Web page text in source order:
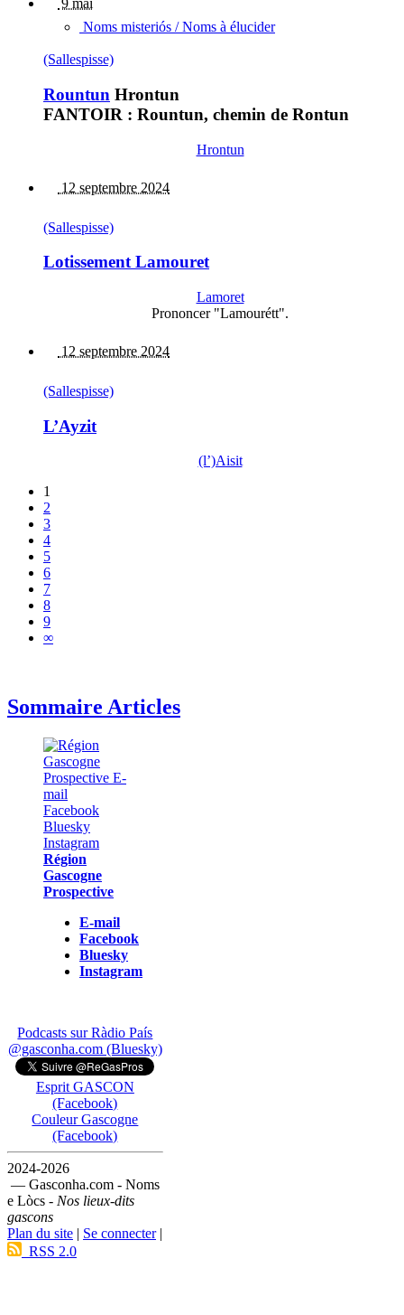
9 mai
Noms misteriós / Noms à élucider
(Sallespisse)
Rountun Hrontun
FANTOIR : Rountun, chemin de Rontun
Hrontun
12 septembre 2024
(Sallespisse)
Lotissement Lamouret
Lamoret
Prononcer "Lamourétt".
12 septembre 2024
(Sallespisse)
L’Ayzit
(l’)Aisit
1
2
3
4
5
6
7
8
9
∞
Sommaire Articles
Région
Gascogne
Prospective
E-mail
Facebook
Bluesky
Instagram
Podcasts sur Ràdio País
@gasconha.com (Bluesky)
Esprit GASCON
(Facebook)
Couleur Gascogne
(Facebook)
2024-2026
— Gasconha.com - Noms
e Lòcs - Nos lieux-dits
gascons
Plan du site | Se connecter|
RSS 2.0